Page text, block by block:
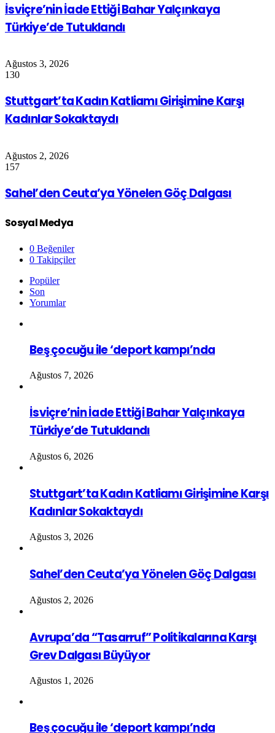
İsviçre’nin İade Ettiği Bahar Yalçınkaya
Türkiye’de Tutuklandı
Ağustos 3, 2026
130
Stuttgart’ta Kadın Katliamı Girişimine Karşı
Kadınlar Sokaktaydı
Ağustos 2, 2026
157
Sahel’den Ceuta’ya Yönelen Göç Dalgası
Sosyal Medya
0 Beğeniler
0 Takipçiler
Popüler
Son
Yorumlar
Beş çocuğu ile ‘deport kampı’nda
Ağustos 7, 2026
İsviçre’nin İade Ettiği Bahar Yalçınkaya
Türkiye’de Tutuklandı
Ağustos 6, 2026
Stuttgart’ta Kadın Katliamı Girişimine Karşı
Kadınlar Sokaktaydı
Ağustos 3, 2026
Sahel’den Ceuta’ya Yönelen Göç Dalgası
Ağustos 2, 2026
Avrupa’da “Tasarruf” Politikalarına Karşı
Grev Dalgası Büyüyor
Ağustos 1, 2026
Beş çocuğu ile ‘deport kampı’nda